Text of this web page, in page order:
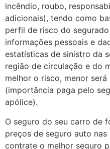
incêndio, roubo,
adicionais), tendo como
perfil de risco do
informações pessoais e
estatísticas de sinistro da
região de circulação e do
melhor o risco, menor
(importância paga pelo
apólice).
O seguro do seu carro de
preços de seguro auto
contrate o melhor seguro